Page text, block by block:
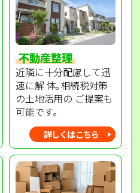
不動産整理
近隣に十分配慮して迅
速に解 体｡相続税対策
の土地活用の ご提案も
可能です｡
詳しくはこちら